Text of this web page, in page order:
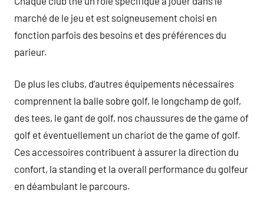
marché de le jeu et est soigneusement choisi en
fonction parfois des besoins et des préférences du
parieur.
De plus les clubs, d’autres équipements nécessaires
comprennent la balle sobre golf, le longchamp de golf,
des tees, le gant de golf, nos chaussures de the game of
golf et éventuellement un chariot de the game of golf.
Ces accessoires contribuent à assurer la direction du
confort, la standing et la overall performance du golfeur
en déambulant le parcours.